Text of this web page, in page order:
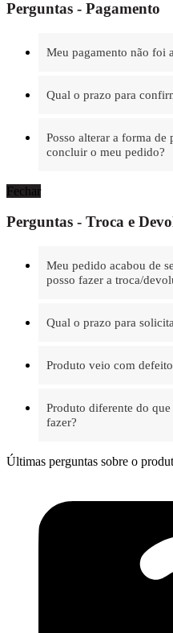
Perguntas - Pagamento
Meu pagamento não foi
Qual o prazo para
Posso alterar a forma de
concluir o meu pedido?
Fechar
Perguntas - Troca e
Meu pedido acabou de
posso fazer a troca/
Qual o prazo para
Produto veio com
Produto diferente do
fazer?
Últimas perguntas sobre o